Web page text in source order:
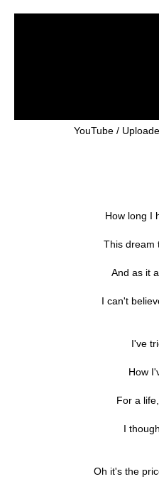
YouTube /
How long I
This dream
And as it
I can't
I've
How
For a
I
Oh it's the